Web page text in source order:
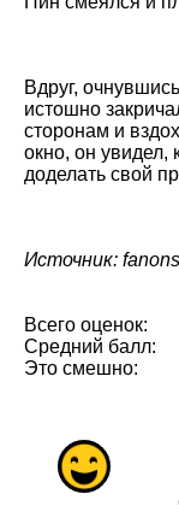
Вдруг,
истошно
сторонам и
окно, он увидел,
доделать свой
Источник:
Всего оценок:
Средний балл:
Это смешно: